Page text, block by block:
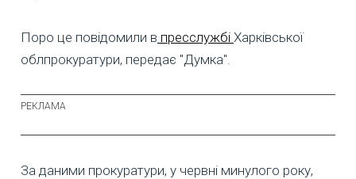
Поро це повідомили в пресслужбі Харківської
облпрокуратури, передає "Думка".
За даними прокуратури, у червні минулого року,